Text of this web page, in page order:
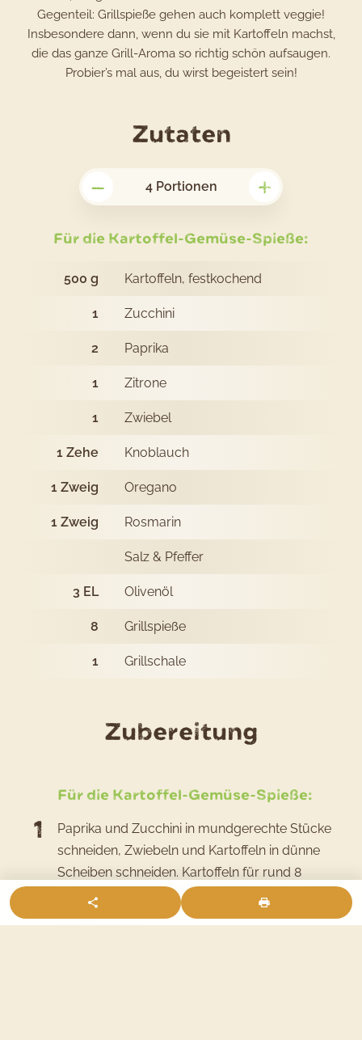
Gegenteil: Grillspieße gehen auch komplett veggie!
Insbesondere dann, wenn du sie mit Kartoffeln machst,
die das ganze Grill-Aroma so richtig schön aufsaugen.
Probier’s mal aus, du wirst begeistert sein!
Zutatenfür
Rezept
Kartoffel-
Gemüse-
Spieße
– 4 Portionen +
Für die Kartoffel-Gemüse-Spieße:
500 g Kartoffeln, festkochend
1 Zucchini
2 Paprika
1 Zitrone
1 Zwiebel
1 Zehe Knoblauch
1 Zweig Oregano
1 Zweig Rosmarin
Salz & Pfeffer
3 EL Olivenöl
8 Grillspieße
1 Grillschale
Zubereitung
Spieße
vom
Grill
Für die Kartoffel-Gemüse-Spieße:
Paprika und Zucchini in mundgerechte Stücke
schneiden, Zwiebeln und Kartoffeln in dünne
Scheiben schneiden. Kartoffeln für rund 8
Minuten vorgaren, sie sollten noch ein klein
wenig fest sein.